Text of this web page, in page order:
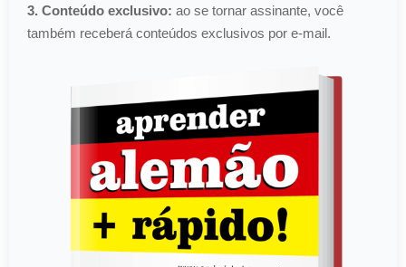
3. Conteúdo exclusivo: ao se tornar assinante, você
também receberá conteúdos exclusivos por e-mail.